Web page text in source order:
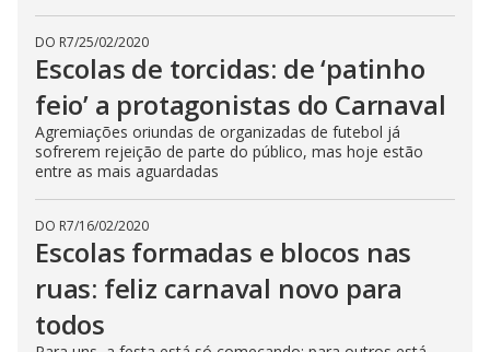
DO R7/25/02/2020
Escolas de torcidas: de ‘patinho
feio’ a protagonistas do Carnaval
Agremiações oriundas de organizadas de futebol já
sofrerem rejeição de parte do público, mas hoje estão
entre as mais aguardadas
DO R7/16/02/2020
Escolas formadas e blocos nas
ruas: feliz carnaval novo para
todos